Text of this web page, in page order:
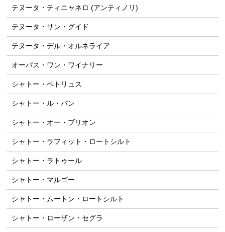
テヌータ・ティニャネロ (アンティノリ)
テヌータ・サン・グイド
テヌータ・デル・オルネライア
オーパス・ワン・ワイナリー
シャトー・ペトリュス
シャトー・ル・パン
シャトー・オー・ブリオン
シャトー・ラフィット・ロートシルト
シャトー・ラトゥール
シャトー・マルゴー
シャトー・ムートン・ロートシルト
シャトー・ローザン・セグラ